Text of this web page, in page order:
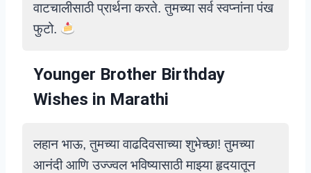
वाटचालीसाठी प्रार्थना करते. तुमच्या सर्व स्वप्नांना पंख
फुटो.
Younger Brother Birthday
Wishes in Marathi
लहान भाऊ, तुमच्या वाढदिवसाच्या शुभेच्छा! तुमच्या
आनंदी आणि उज्ज्वल भविष्यासाठी माझ्या हृदयातून